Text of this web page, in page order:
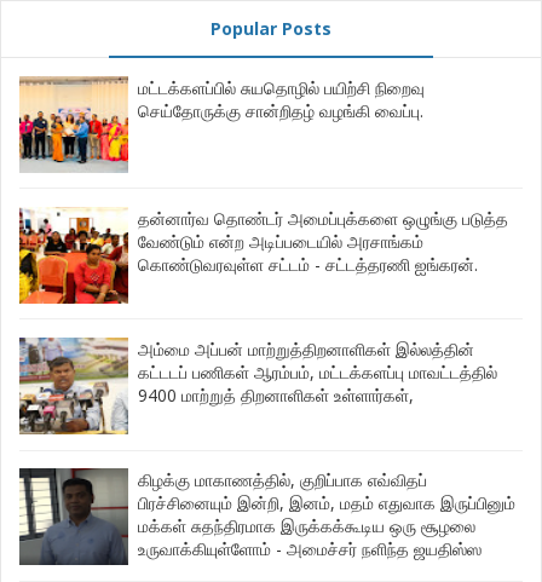
Popular Posts
மட்டக்களப்பில் சுயதொழில் பயிற்சி நிறைவு
செய்தோருக்கு சான்றிதழ் வழங்கி வைப்பு.
தன்னார்வ தொண்டர் அமைப்புக்களை ஒழுங்கு படுத்த
வேண்டும் என்ற அடிப்படையில் அரசாங்கம்
கொண்டுவரவுள்ள சட்டம் - சட்டத்தரணி ஐங்கரன்.
அம்மை அப்பன் மாற்றுத்திறனாளிகள் இல்லத்தின்
கட்டடப் பணிகள் ஆரம்பம், மட்டக்களப்பு மாவட்டத்தில்
9400 மாற்றுத் திறனாளிகள் உள்ளார்கள்,
கிழக்கு மாகாணத்தில், குறிப்பாக எவ்விதப்
பிரச்சினையும் இன்றி, இனம், மதம் எதுவாக இருப்பினும்
மக்கள் சுதந்திரமாக இருக்கக்கூடிய ஒரு சூழலை
உருவாக்கியுள்ளோம் - அமைச்சர் நளிந்த ஜயதிஸ்ஸ